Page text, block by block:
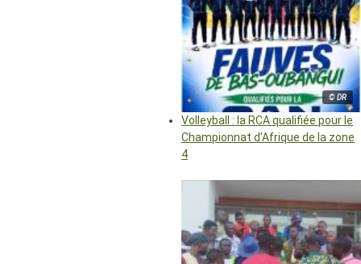
© DR
Volleyball : la RCA qualifiée pour le
Championnat d’Afrique de la zone
4